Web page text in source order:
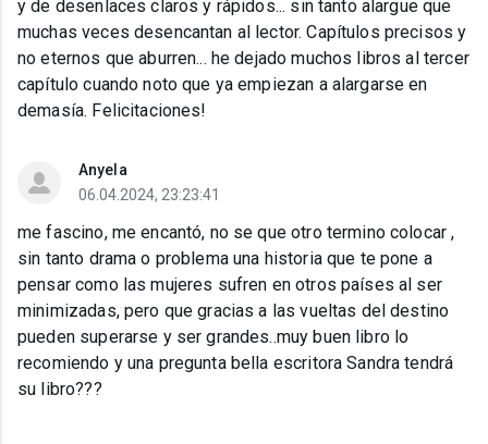
y de desenlaces claros y rápidos... sin tanto alargue que
muchas veces desencantan al lector. Capítulos precisos y
no eternos que aburren... he dejado muchos libros al tercer
capítulo cuando noto que ya empiezan a alargarse en
demasía. Felicitaciones!
Anyela
06.04.2024, 23:23:41
me fascino, me encantó, no se que otro termino colocar ,
sin tanto drama o problema una historia que te pone a
pensar como las mujeres sufren en otros países al ser
minimizadas, pero que gracias a las vueltas del destino
pueden superarse y ser grandes..muy buen libro lo
recomiendo y una pregunta bella escritora Sandra tendrá
su libro???